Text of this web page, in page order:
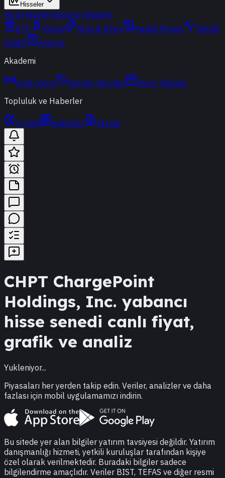
Hisseler
Yerli HisselerYabancı Hisseler
ETF
Kripto Altın & Döviz Vadeli Piyasa
Teknik
Analiz
Araçlar
Akademi
Canlı Yayın Geçmiş Yayınlar
Yayın Takvimi
Topluluk ve Haberler
t-Chat Haberler Yazılar
CHPT ChargePoint
Holdings, Inc. yabancı
hisse senedi canlı fiyat,
grafik ve analiz
Yukleniyor...
Piyasaları her yerden takip edin. Veriler, analizler ve daha
fazlası için mobil uygulamamızı indirin.
Bu sitede yer alan bilgiler yatırım tavsiyesi değildir. Yatırım
danışmanlığı hizmeti, yetkili kuruluşlar tarafından kişiye
özel olarak verilmektedir. Buradaki bilgiler sadece
bilgilendirme amaçlıdır. Veriler BIST, TEFAS ve diğer resmi